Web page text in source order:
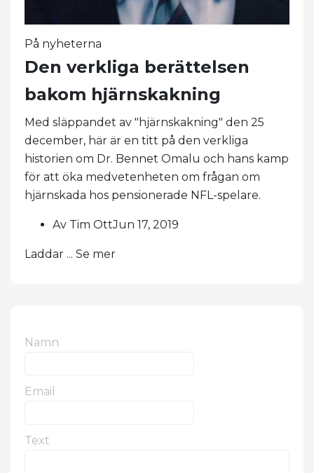
På nyheterna
Den verkliga berättelsen
bakom hjärnskakning
Med släppandet av "hjärnskakning" den 25
december, här är en titt på den verkliga
historien om Dr. Bennet Omalu och hans kamp
för att öka medvetenheten om frågan om
hjärnskada hos pensionerade NFL-spelare.
Av Tim OttJun 17, 2019
Laddar ... Se mer
Namn
Email
Text